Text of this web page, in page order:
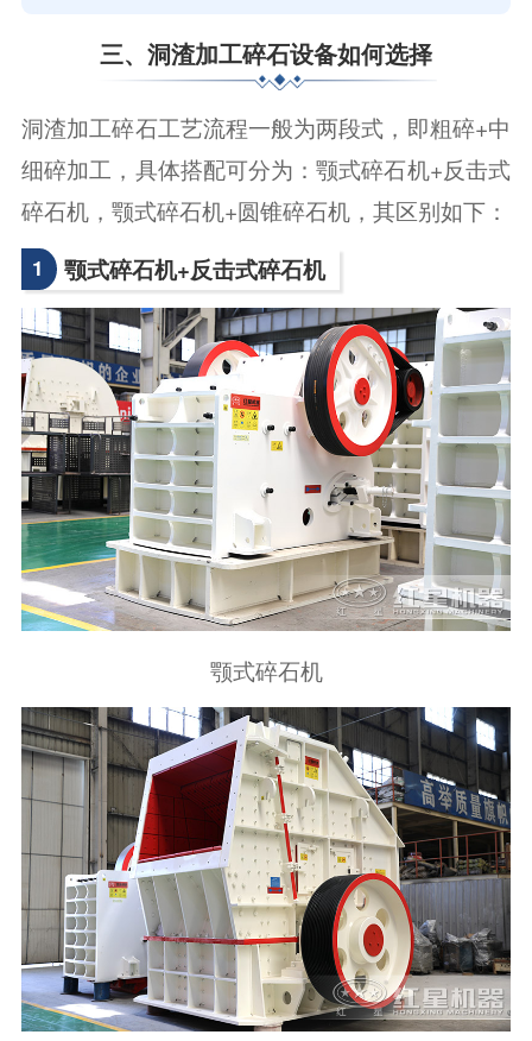
三、洞渣加工碎石设备如何选择
洞渣加工碎石工艺流程一般为两段式，即粗碎+中
细碎加工，具体搭配可分为：颚式碎石机+反击式
碎石机，颚式碎石机+圆锥碎石机，其区别如下：
1 颚式碎石机+反击式碎石机
颚式碎石机